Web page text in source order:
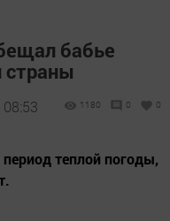
бабье
страны
1180 0 0
теплой погоды,